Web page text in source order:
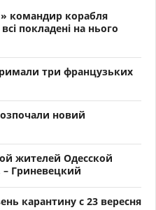
командир корабля
покладені на нього
три французьких
новий
жителей Одесской
– Гриневецкий
карантину с 23 вересня